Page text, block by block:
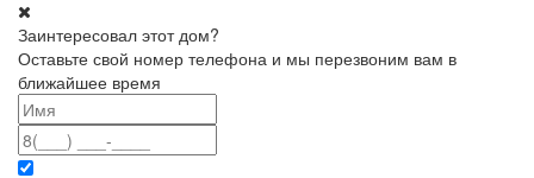
Заинтересовал этот дом?
Оставьте свой номер телефона и мы перезвоним вам в
ближайшее время